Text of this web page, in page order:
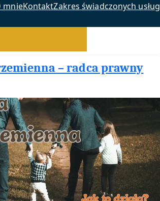
mnieKontaktZakres świadczonych usług
– radca prawny